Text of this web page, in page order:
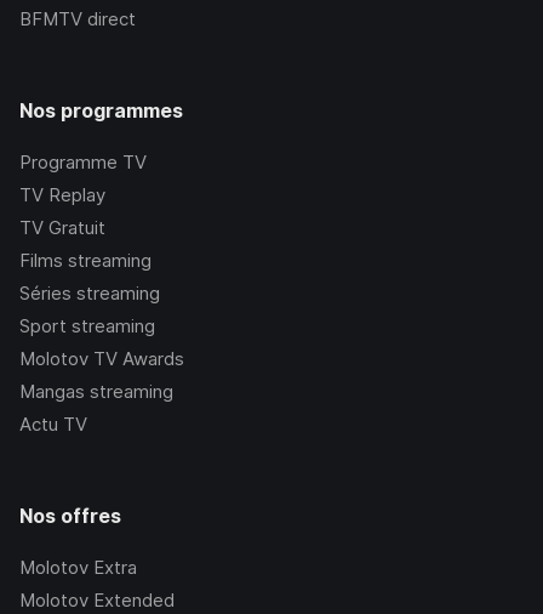
BFMTV direct
Nos programmes
Programme TV
TV Replay
TV Gratuit
Films streaming
Séries streaming
Sport streaming
Molotov TV Awards
Mangas streaming
Actu TV
Nos offres
Molotov Extra
Molotov Extended